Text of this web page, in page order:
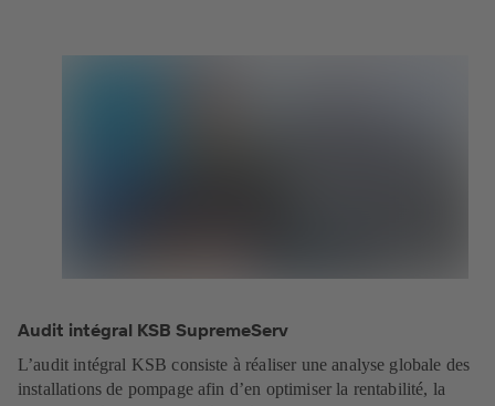
Audit intégral KSB SupremeServ
L’audit intégral KSB consiste à réaliser une analyse globale des
installations de pompage afin d’en optimiser la rentabilité, la